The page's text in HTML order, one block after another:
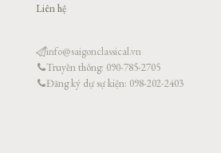
Liên hệ
info@saigonclassical.vn
Truyền thông: 090-785-2705
Đăng ký dự sự kiện: 098-202-2403